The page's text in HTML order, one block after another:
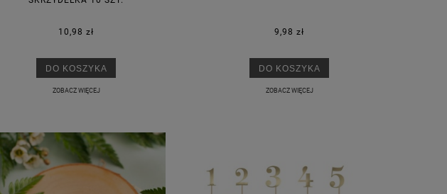
10,98 zł
DO KOSZYKA
ZOBACZ WIĘCEJ
9,98 zł
DO KOSZYKA
ZOBACZ WIĘCEJ